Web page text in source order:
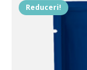
Reduceri!